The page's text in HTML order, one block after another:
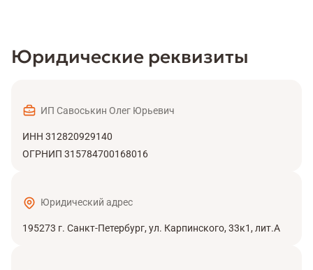
Юридические реквизиты
ИП Савоськин Олег Юрьевич
ИНН 312820929140
ОГРНИП 315784700168016
Юридический адрес
195273 г. Санкт-Петербург, ул. Карпинского, 33к1, лит.А